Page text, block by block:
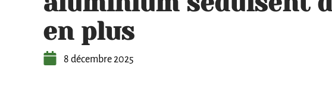
en plus
8 décembre 2025